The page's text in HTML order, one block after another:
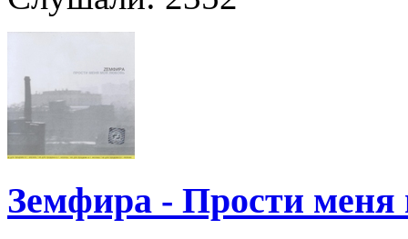
Земфира - Прости